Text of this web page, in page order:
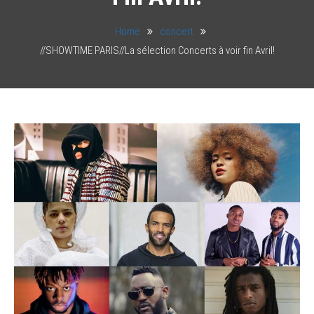
Home
concert
//SHOWTIME PARIS//La sélection Concerts à voir fin Avril!